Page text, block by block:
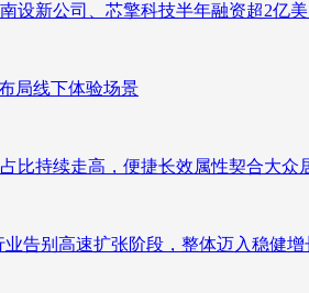
设新公司、芯擎科技半年融资超2亿
局线下体验场景
比持续走高，便捷长效属性契合大众
告别高速扩张阶段，整体迈入稳健增